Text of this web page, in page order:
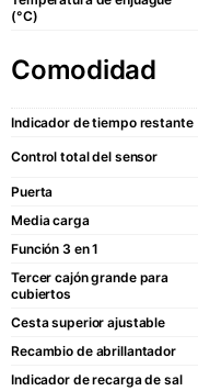
(°C)
Comodidad
Indicador de tiempo restante
Control total del sensor
Puerta
Media carga
Función 3 en 1
Tercer cajón grande para
cubiertos
Cesta superior ajustable
Recambio de abrillantador
Indicador de recarga de sal